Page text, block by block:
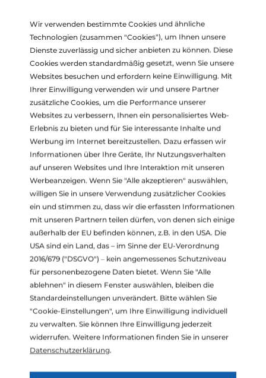
Unsere Expertise als
Spezialisten für
Abgasklagen:
MERCEDES DAIMLER bestreitet vor Klagsführung alles,
zielt aber im Verfahren auf schnelle Vergleiche ohne
Öffentlichkeitswirkung. Mercedes Daimler zwingt Kunden
daher zu klagen, bezahlt aber dann recht zügig (nach
bisherigen Erfahrungen).
Sammelklagen machen nur Sinn, wenn Sie keine
Rechtsschutzversicherung besitzen. Die Verfahren dauern
lange. Ihr Fahrzeug verliert daher mehr an Wert, als bei
Einzelklagen, mit welchen lukrativere Lösungen
wahrscheinlicher sind.
MERCEDES
Abgasskandal –
News
von Mercedes, welche vom Pflichtrückruf im
Wir verwenden bestimmte Cookies und ähnliche
Technologien (zusammen "Cookies"), um Ihnen unsere
Dienste zuverlässig und sicher anbieten zu können. Diese
Cookies werden standardmäßig gesetzt, wenn Sie unsere
Websites besuchen und erfordern keine Einwilligung. Mit
Ihrer Einwilligung verwenden wir und unsere Partner
zusätzliche Cookies, um die Performance unserer
Websites zu verbessern, Ihnen ein personalisiertes Web-
Erlebnis zu bieten und für Sie interessante Inhalte und
Werbung im Internet bereitzustellen. Dazu erfassen wir
Informationen über Ihre Geräte, Ihr Nutzungsverhalten
auf unseren Websites und Ihre Interaktion mit unseren
Werbeanzeigen. Wenn Sie "Alle akzeptieren" auswählen,
willigen Sie in unsere Verwendung zusätzlicher Cookies
ein und stimmen zu, dass wir die erfassten Informationen
mit unseren Partnern teilen dürfen, von denen sich einige
außerhalb der EU befinden können, z.B. in den USA. Die
USA sind ein Land, das – im Sinne der EU-Verordnung
2016/679 ("DSGVO") – kein angemessenes Schutzniveau
für personenbezogene Daten bietet. Wenn Sie "Alle
ablehnen" in diesem Fenster auswählen, bleiben die
Standardeinstellungen unverändert. Bitte wählen Sie
"Cookie-Einstellungen", um Ihre Einwilligung individuell
zu verwalten. Sie können Ihre Einwilligung jederzeit
widerrufen. Weitere Informationen finden Sie in unserer
Datenschutzerklärung.